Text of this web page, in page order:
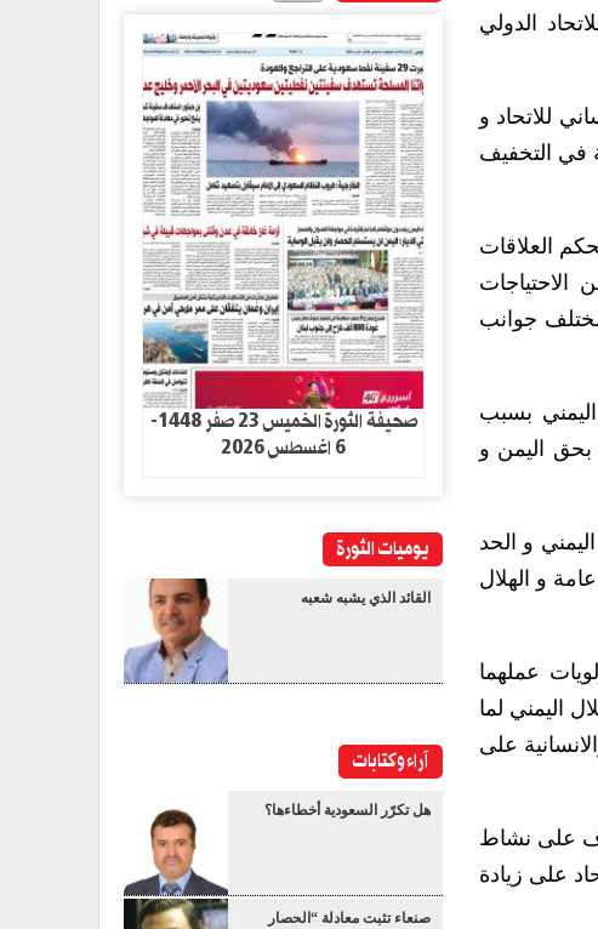
الدولي
للاتحاد و
في التخفيف
العلاقات
الاحتياجات
جوانب
بسبب
بحق اليمن و
و الحد
و الهلال
عملهما
اليمني لما
على
على نشاط
على زيادة
صحيفة الثورة الخميس 23 صفر 1448-
6 اغسطس 2026
يوميات الثورة
القائد الذي يشبه شعبه
آراء وكتابات
هل تكرّر السعودية أخطاءها؟
صنعاء تثبت معادلة “الحصار